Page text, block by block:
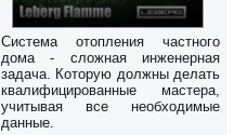
Система отопления частного
дома - сложная инженерная
задача. Которую должны делать
квалифицированные мастера,
учитывая все необходимые
данные.